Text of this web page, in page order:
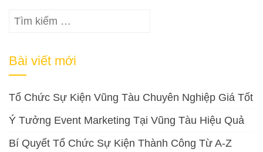
Tìm
Bài viết mới
Tổ Chức Sự Kiện Vũng Tàu Chuyên Nghiệp Giá Tốt
Ý Tưởng Event Marketing Tại Vũng Tàu Hiệu Quả
Bí Quyết Tổ Chức Sự Kiện Thành Công Từ A-Z